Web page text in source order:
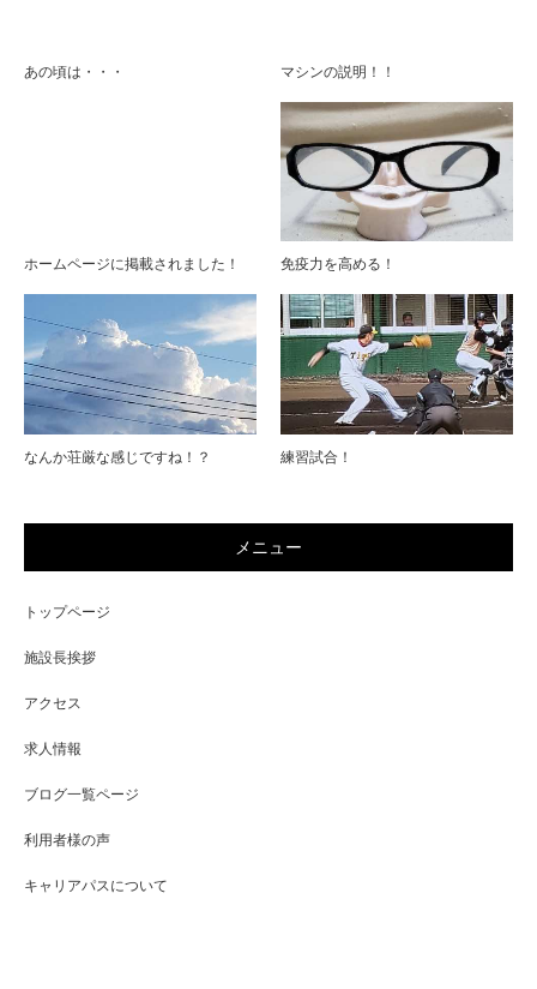
あの頃は・・・ マシンの説明！！
ホームページに掲載されました！ 免疫力を高める！
なんか荘厳な感じですね！？ 練習試合！
メニュー
トップページ
施設長挨拶
アクセス
求人情報
ブログ一覧ページ
利用者様の声
キャリアパスについて